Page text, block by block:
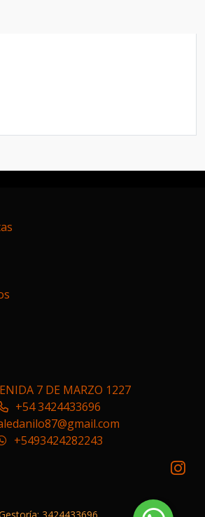
7 DE MARZO 1227
+54 3424433696
+5493424282243